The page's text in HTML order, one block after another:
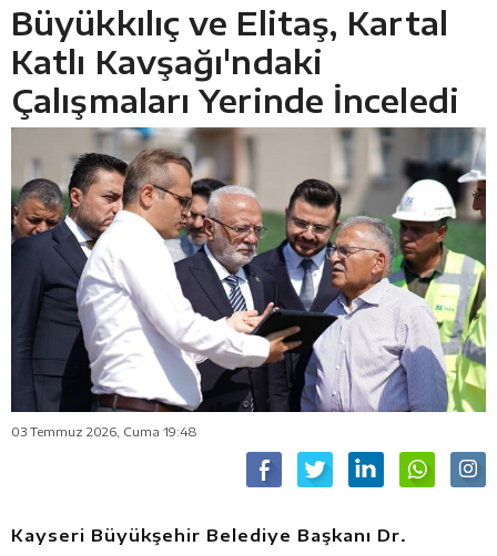
Büyükkılıç ve Elitaş, Kartal
Katlı Kavşağı'ndaki
Çalışmaları Yerinde İnceledi
03 Temmuz 2026, Cuma 19:48
Kayseri Büyükşehir Belediye Başkanı Dr.